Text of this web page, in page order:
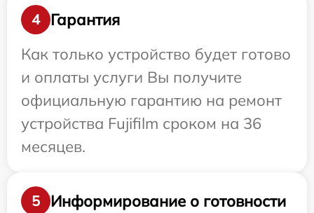
4
Гарантия
Как только устройство будет готово
и оплаты услуги Вы получите
официальную гарантию на ремонт
устройства Fujifilm сроком на 36
месяцев.
5
Информирование о готовности